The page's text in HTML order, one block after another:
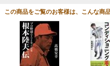
この商品をご覧のお客様は、こんな商